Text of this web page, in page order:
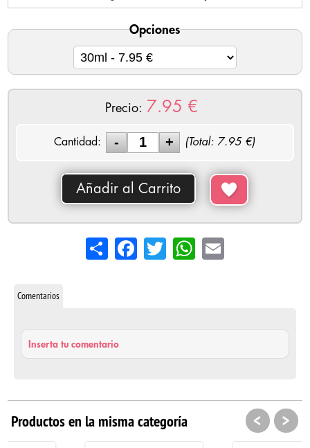
Opciones
Precio: 7.95 €
Cantidad: (Total: 7.95 €)
Añadir al Carrito
Share FacebookTwitterWhatsApp
Email
Comentarios
Inserta tu comentario
Productos en la misma categoría < >